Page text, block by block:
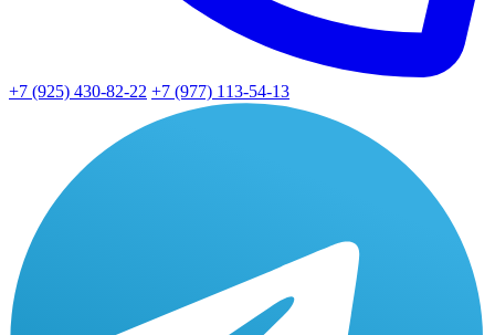
+7 (925) 430-82-22 +7 (977) 113-54-13